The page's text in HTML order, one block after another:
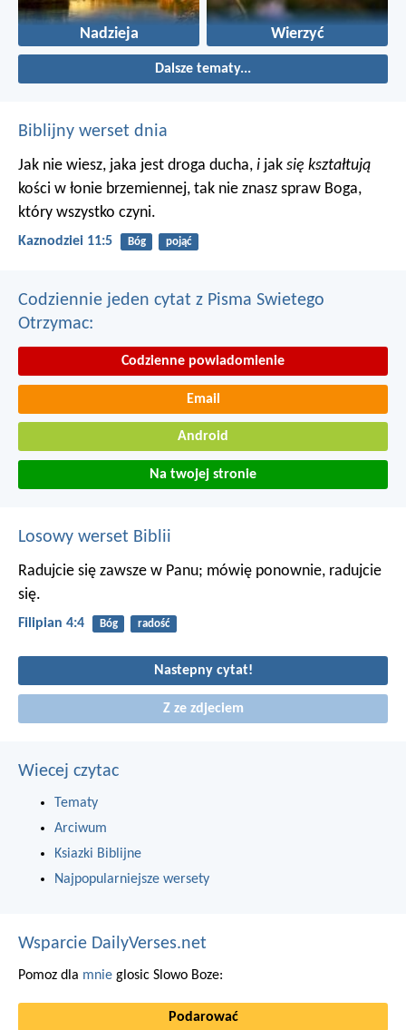
Nadzieja Wierzyć
Dalsze tematy...
Biblijny werset dnia
Jak nie wiesz, jaka jest droga ducha, i jak się kształtują
kości w łonie brzemiennej, tak nie znasz spraw Boga,
który wszystko czyni.
Kaznodziei 11:5 Bóg pojąć
Codziennie jeden cytat z Pisma Swietego
Otrzymac:
Codzienne powiadomienie
Email
Android
Na twojej stronie
Losowy werset Biblii
Radujcie się zawsze w Panu; mówię ponownie, radujcie
się.
Filipian 4:4 Bóg radość
Nastepny cytat!
Z ze zdjeciem
Wiecej czytac
Tematy
Arciwum
Ksiazki Biblijne
Najpopularniejsze wersety
Wsparcie DailyVerses.net
Pomoz dla mnie glosic Slowo Boze:
Podarować